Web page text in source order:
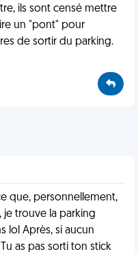
ils sont censé mettre
un "pont" pour
de sortir du parking.
que, personnellement,
je trouve la parking
lol Après, si aucun
as pas sorti ton stick